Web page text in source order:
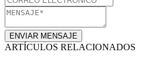
ENVIAR MENSAJE
ARTÍCULOS RELACIONADOS